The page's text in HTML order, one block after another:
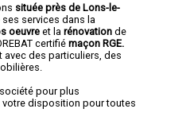
située près de Lons-le-
ses services dans la
oeuvre et la rénovation de
certifié maçon RGE.
des particuliers, des
pour plus
disposition pour toutes